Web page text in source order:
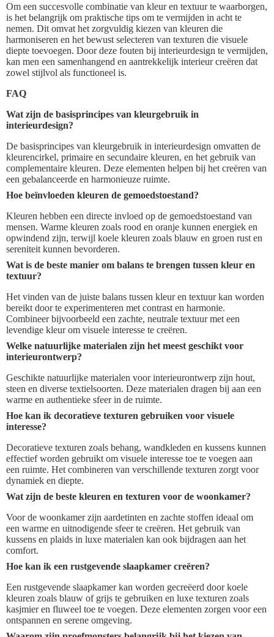
Om een succesvolle combinatie van kleur en textuur te waarborgen,
is het belangrijk om praktische tips om te vermijden in acht te
nemen. Dit omvat het zorgvuldig kiezen van kleuren die
harmoniseren en het bewust selecteren van texturen die visuele
diepte toevoegen. Door deze fouten bij interieurdesign te vermijden,
kan men een samenhangend en aantrekkelijk interieur creëren dat
zowel stijlvol als functioneel is.
FAQ
Wat zijn de basisprincipes van kleurgebruik in
interieurdesign?
De basisprincipes van kleurgebruik in interieurdesign omvatten de
kleurencirkel, primaire en secundaire kleuren, en het gebruik van
complementaire kleuren. Deze elementen helpen bij het creëren van
een gebalanceerde en harmonieuze ruimte.
Hoe beïnvloeden kleuren de gemoedstoestand?
Kleuren hebben een directe invloed op de gemoedstoestand van
mensen. Warme kleuren zoals rood en oranje kunnen energiek en
opwindend zijn, terwijl koele kleuren zoals blauw en groen rust en
sereniteit kunnen bevorderen.
Wat is de beste manier om balans te brengen tussen kleur en
textuur?
Het vinden van de juiste balans tussen kleur en textuur kan worden
bereikt door te experimenteren met contrast en harmonie.
Combineer bijvoorbeeld een zachte, neutrale textuur met een
levendige kleur om visuele interesse te creëren.
Welke natuurlijke materialen zijn het meest geschikt voor
interieurontwerp?
Geschikte natuurlijke materialen voor interieurontwerp zijn hout,
steen en diverse textielsoorten. Deze materialen dragen bij aan een
warme en authentieke sfeer in de ruimte.
Hoe kan ik decoratieve texturen gebruiken voor visuele
interesse?
Decoratieve texturen zoals behang, wandkleden en kussens kunnen
effectief worden gebruikt om visuele interesse toe te voegen aan
een ruimte. Het combineren van verschillende texturen zorgt voor
dynamiek en diepte.
Wat zijn de beste kleuren en texturen voor de woonkamer?
Voor de woonkamer zijn aardetinten en zachte stoffen ideaal om
een warme en uitnodigende sfeer te creëren. Het gebruik van
kussens en plaids in luxe materialen kan ook bijdragen aan het
comfort.
Hoe kan ik een rustgevende slaapkamer creëren?
Een rustgevende slaapkamer kan worden gecreëerd door koele
kleuren zoals blauw of grijs te gebruiken en luxe texturen zoals
kasjmier en fluweel toe te voegen. Deze elementen zorgen voor een
ontspannen en serene omgeving.